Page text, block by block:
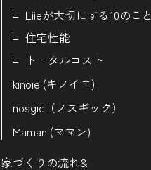
Liieが大切にする10のこと
住宅性能
トータルコスト
kinoie (キノイエ)
nosgic（ノスギック）
Maman (ママン)
家づくりの流れ&